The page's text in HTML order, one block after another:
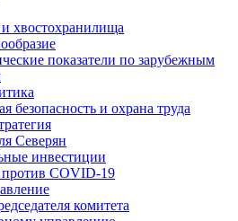
хвостохранилища
показатели по зарубежным
безопасность и охрана труда
Северян
инвестиции
COVID‑19
комитета